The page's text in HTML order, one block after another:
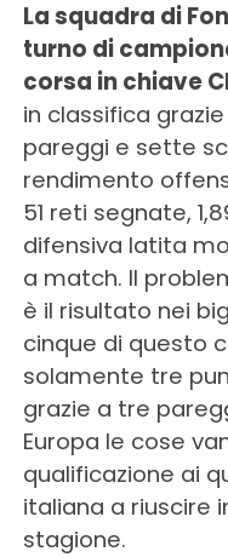
La squadra di
turno di
corsa in chiave
in classifica
pareggi e sette
rendimento
51 reti segnate,
difensiva latita
a match. Il
è il risultato nei
cinque di questo
solamente tre
grazie a tre
Europa le cose
qualificazione ai
italiana a riuscire
stagione.